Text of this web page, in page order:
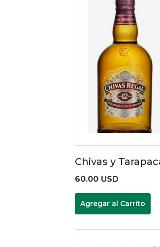
Chivas y
60.00 USD
Agregar al Carrito